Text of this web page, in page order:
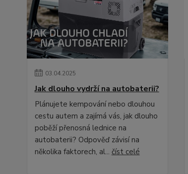
03.04.2025
Jak dlouho vydrží na autobaterii?
Plánujete kempování nebo dlouhou
cestu autem a zajímá vás, jak dlouho
poběží přenosná lednice na
autobaterii? Odpověď závisí na
několika faktorech, al... číst celé